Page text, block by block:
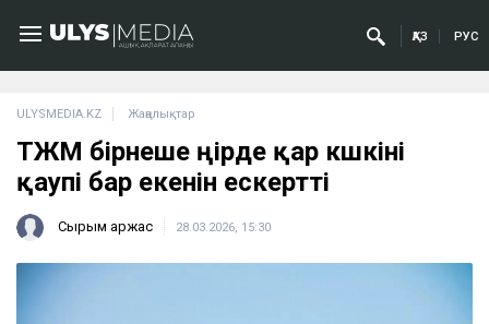
ҚАЗ РУС
ULYSMEDIA.KZ Жаңалықтар
ТЖМ бірнеше өңірде қар көшкіні
қаупі бар екенін ескертті
Сырым Қаржас 28.03.2026, 15:30